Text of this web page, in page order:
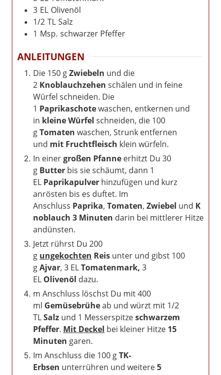
3 EL Olivenöl
1/2 TL Salz
1 Msp. schwarzer Pfeffer
ANLEITUNGEN
Die 150 gZwiebeln und die
2 Knoblauchzehen schälen und in feine
Würfel schneiden. Die
1 Paprikaschotewaschen, entkernen und
in kleine Würfel schneiden, die 100
gTomaten waschen, Strunk entfernen
und mit Fruchtfleisch klein würfeln.
In einergroßen Pfanne erhitzt Du 30
g Butter bis sie schäumt, dann 1
EL Paprikapulver hinzufügen und kurz
anrösten bis es duftet. Im
Anschluss Paprika, Tomaten, Zwiebel und K
noblauch 3 Minuten darin bei mittlerer Hitze
andünsten.
Jetzt rührst Du 200
g ungekochten Reis unter und gibst 100
gAjvar, 3 ELTomatenmark, 3
EL Olivenöl dazu.
m Anschluss löschst Du mit 400
ml Gemüsebrüheab und würzt mit 1/2
TLSalz und 1 Messerspitzeschwarzem
Pfeffer. Mit Deckel bei kleiner Hitze 15
Minuten garen.
Im Anschluss die 100 gTK-
Erbsen unterrühren und weitere5